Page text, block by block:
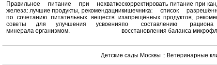
Правильное питание при нехватке
железа: лучшие продукты, рекомендации
по сочетанию питательных веществ и
советы для улучшения усвоения
минерала организмом.
скорректировать питание при
кишечника: список
запрещённых продуктов,
по составлению
восстановления баланса
Детские сады Москвы :: Ветеринарные